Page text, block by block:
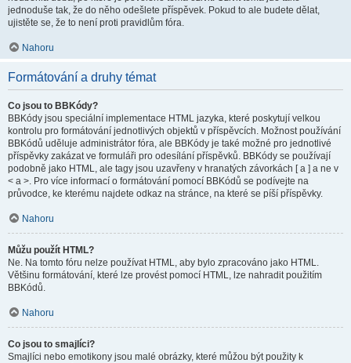
jednoduše tak, že do něho odešlete příspěvek. Pokud to ale budete dělat,
ujistěte se, že to není proti pravidlům fóra.
Nahoru
Formátování a druhy témat
Co jsou to BBKódy?
BBKódy jsou speciální implementace HTML jazyka, které poskytují velkou
kontrolu pro formátování jednotlivých objektů v příspěvcích. Možnost používání
BBKódů uděluje administrátor fóra, ale BBKódy je také možné pro jednotlivé
příspěvky zakázat ve formuláři pro odesílání příspěvků. BBKódy se používají
podobně jako HTML, ale tagy jsou uzavřeny v hranatých závorkách [ a ] a ne v
< a >. Pro více informací o formátování pomocí BBKódů se podívejte na
průvodce, ke kterému najdete odkaz na stránce, na které se píší příspěvky.
Nahoru
Můžu použít HTML?
Ne. Na tomto fóru nelze používat HTML, aby bylo zpracováno jako HTML.
Většinu formátování, které lze provést pomocí HTML, lze nahradit použitím
BBKódů.
Nahoru
Co jsou to smajlíci?
Smajlíci nebo emotikony jsou malé obrázky, které můžou být použity k